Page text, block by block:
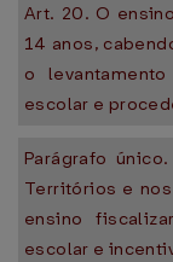
Art. 20. O
14 anos,
o
escolar e
Parágrafo
Territórios e
ensino
escolar e